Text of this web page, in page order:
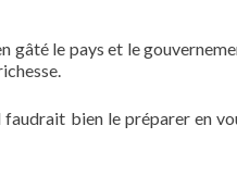
gâté le pays et le
faudrait bien le préparer en